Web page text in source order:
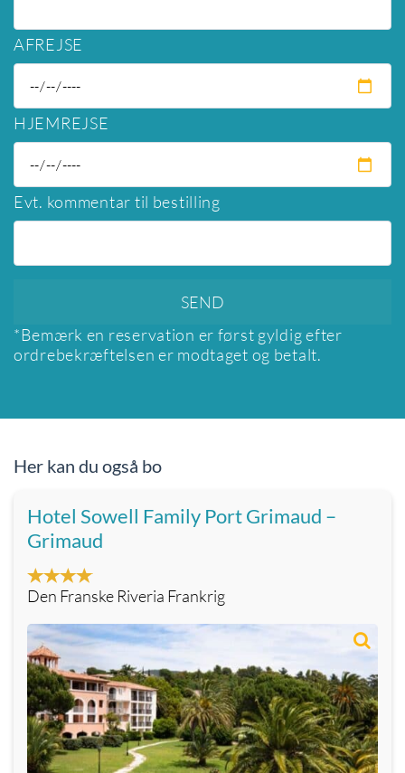
AFREJSE
HJEMREJSE
Evt. kommentar til bestilling
*Bemærk en reservation er først gyldig efter
ordrebekræftelsen er modtaget og betalt.
Her kan du også bo
Hotel Sowell Family Port Grimaud –
Grimaud
Den Franske Riveria Frankrig